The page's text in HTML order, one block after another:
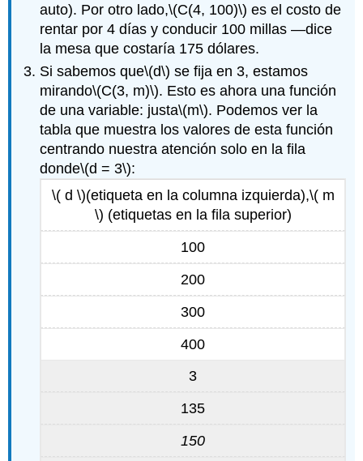
auto). Por otro lado,\(C(4, 100)\) es el costo de
rentar por 4 días y conducir 100 millas —dice
la mesa que costaría 175 dólares.
Si sabemos que\(d\) se fija en 3, estamos
mirando\(C(3, m)\). Esto es ahora una función
de una variable: justa\(m\). Podemos ver la
tabla que muestra los valores de esta función
centrando nuestra atención solo en la fila
donde\(d = 3\):
\( d \)(etiqueta en la columna izquierda),\( m
\) (etiquetas en la fila superior)
100
200
300
400
3
135
150